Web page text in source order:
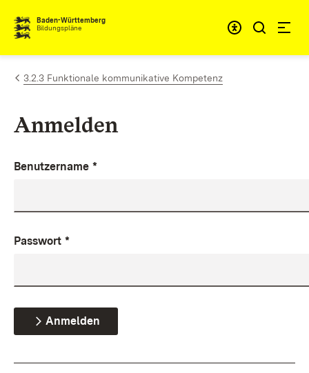
Zum Inhalt springen
Baden-Württemberg
Bildungspläne
3.2.3 Funktionale kommunikative Kompetenz
Anmelden
Benutzername *
Passwort *
Anmelden